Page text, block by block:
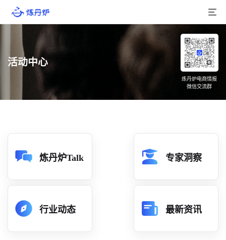
产品介绍
品牌数据
店铺数据
分析
活动中心
炼丹炉电商情报
微信交流群
炼丹炉Talk 专家洞察
行业动态 最新资讯